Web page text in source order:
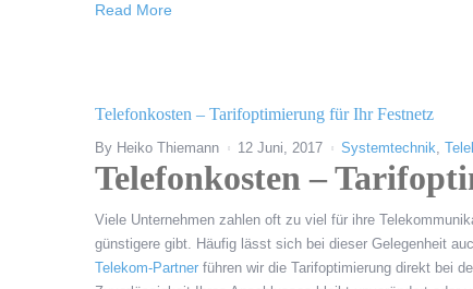
Read More
Telefonkosten – Tarifoptimierung für Ihr Festnetz
By Heiko Thiemann 12 Juni, 2017 Systemtechnik,
Telefonkosten –
Viele Unternehmen zahlen oft zu viel für ihre
günstigere gibt. Häufig lässt sich bei dieser Gelegenheit
Telekom-Partner führen wir die Tarifoptimierung direkt bei